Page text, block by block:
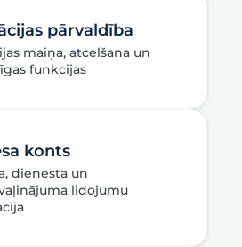
pārvaldība
maiņa, atcelšana un
funkcijas
konts
dienesta un
lidojumu